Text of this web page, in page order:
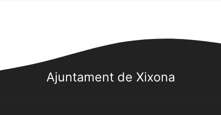
Ajuntament de Xixona